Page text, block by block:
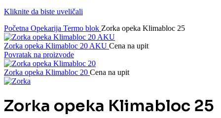
Kliknite da biste uveličali
Početna Opekarija Termo blok Zorka opeka Klimabloc 25
Zorka opeka Klimabloc 20 AKU Cena na upit
Povratak na proizvode
Zorka opeka Klimabloc 20 Cena na upit
Zorka opeka Klimabloc 25